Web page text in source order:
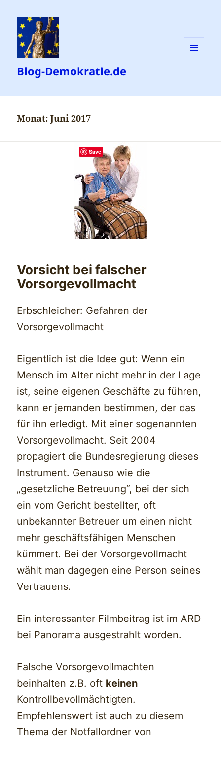
Blog-Demokratie.de
Monat:Juni 2017
Vorsicht bei falscher
Vorsorgevollmacht
Erbschleicher: Gefahren der
Vorsorgevollmacht
Eigentlich ist die Idee gut: Wenn ein
Mensch im Alter nicht mehr in der Lage
ist, seine eigenen Geschäfte zu führen,
kann er jemanden bestimmen, der das
für ihn erledigt. Mit einer sogenannten
Vorsorgevollmacht. Seit 2004
propagiert die Bundesregierung dieses
Instrument. Genauso wie die
„gesetzliche Betreuung“, bei der sich
ein vom Gericht bestellter, oft
unbekannter Betreuer um einen nicht
mehr geschäftsfähigen Menschen
kümmert. Bei der Vorsorgevollmacht
wählt man dagegen eine Person seines
Vertrauens.
Ein interessanter Filmbeitrag ist im ARD
bei Panorama ausgestrahlt worden.
Falsche Vorsorgevollmachten
beinhalten z.B. oft keinen
Kontrollbevollmächtigten.
Empfehlenswert ist auch zu diesem
Thema der Notfallordner von
Save